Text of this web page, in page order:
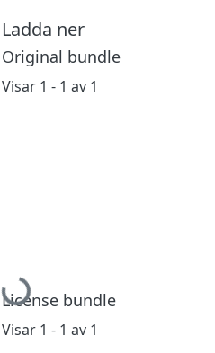
Ladda ner
Original bundle
Visar 1 - 1 av 1
Hämtar...
License bundle
Visar 1 - 1 av 1